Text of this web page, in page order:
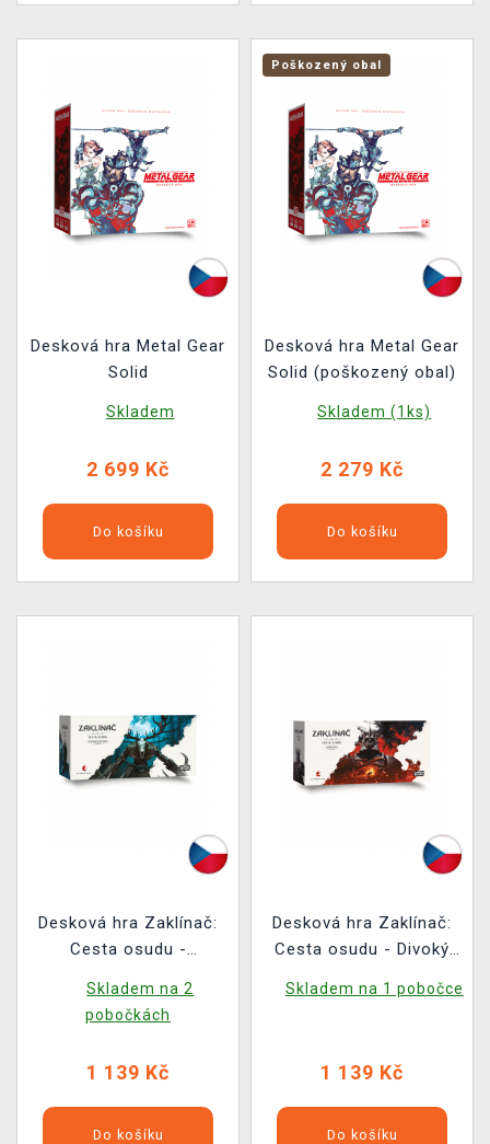
Desková hra Metal Gear
Solid
Skladem
2 699 Kč
Do košíku
Poškozený obal
Desková hra Metal Gear
Solid (poškozený obal)
Skladem (1ks)
2 279 Kč
Do košíku
Desková hra Zaklínač:
Cesta osudu -
(rozšíření)
Skladem na 2
pobočkách
1 139 Kč
Do košíku
Desková hra Zaklínač:
Cesta osudu - Divoký
Skladem na 1 pobočce
1 139 Kč
Do košíku